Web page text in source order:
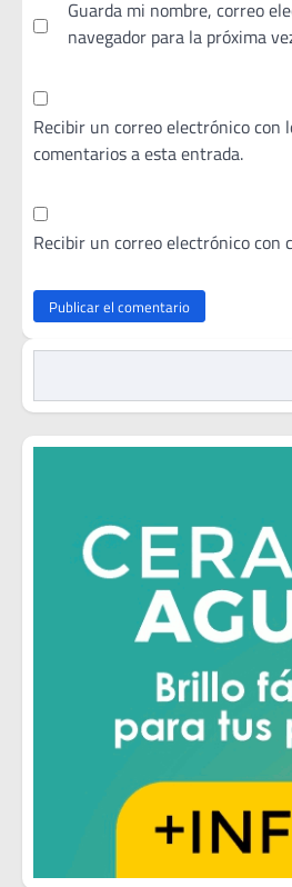
Guarda mi nombre, correo
navegador para la próxima
Recibir un correo electrónico con
comentarios a esta entrada.
Recibir un correo electrónico con